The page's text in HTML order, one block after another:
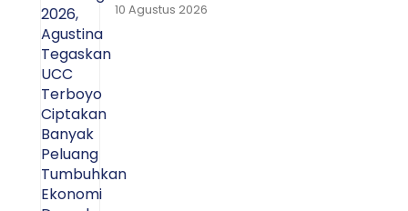
10 Agustus 2026